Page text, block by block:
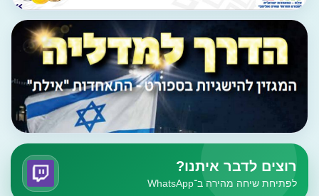
רוצים לדבר איתנו?
לפתיחת שיחה מהירה ב־WhatsApp